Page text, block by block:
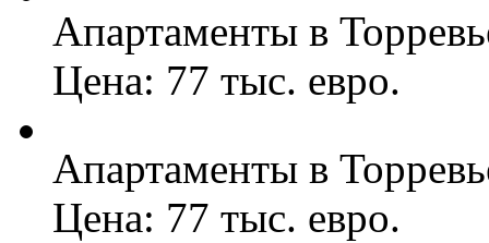
Апартаменты в
Цена: 77 тыс. евро.
Апартаменты в
Цена: 77 тыс. евро.